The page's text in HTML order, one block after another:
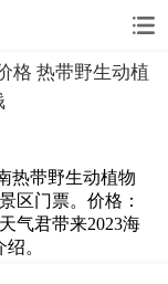
格 热带野生动植
热带野生动植物
区门票。价格：
气君带来2023海
。